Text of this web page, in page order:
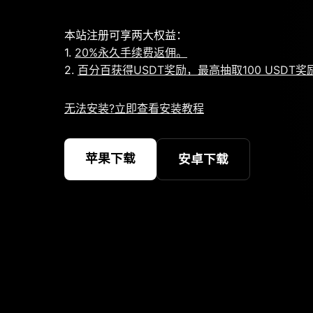
本站注册可享两大权益：
1. 20%永久手续费返佣。
2. 百分百获得USDT奖励，最高抽取100 USDT奖
无法安装?立即查看安装教程
苹果下载 安卓下载